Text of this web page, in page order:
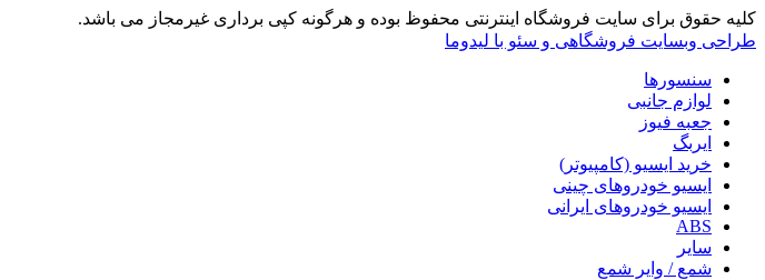
کلیه حقوق برای سایت فروشگاه اینترنتی محفوظ بوده و هرگونه کپی برداری غیرمجاز می باشد.
طراحی وبسایت فروشگاهی و سئو با لیدوما
سنسورها
لوازم جانبی
جعبه فیوز
ایربگ
خرید ایسیو (کامپیوتر)
ایسیو خودروهای چینی
ایسیو خودروهای ایرانی
ABS
سایر
شمع / وایر شمع